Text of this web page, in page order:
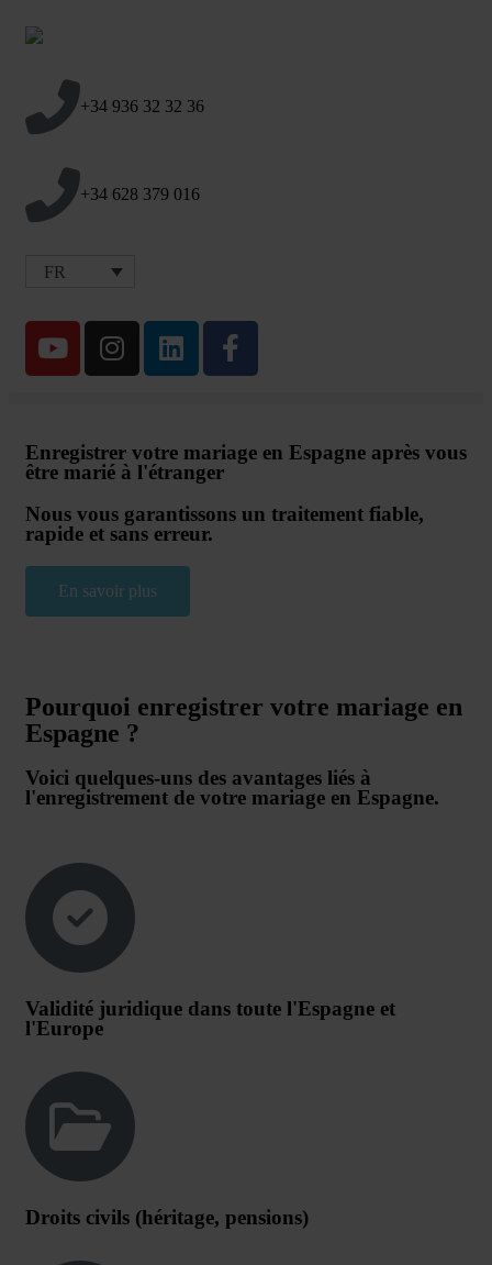
+34 936 32 32 36
+34 628 379 016
FR
Enregistrer votre mariage en Espagne après vous
être marié à l'étranger
Nous vous garantissons un traitement fiable,
rapide et sans erreur.
En savoir plus
Pourquoi enregistrer votre mariage en
Espagne ?
Voici quelques-uns des avantages liés à
l'enregistrement de votre mariage en Espagne.
Validité juridique dans toute l'Espagne et
l'Europe
Droits civils (héritage, pensions)